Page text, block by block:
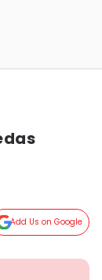
Add Us on Google